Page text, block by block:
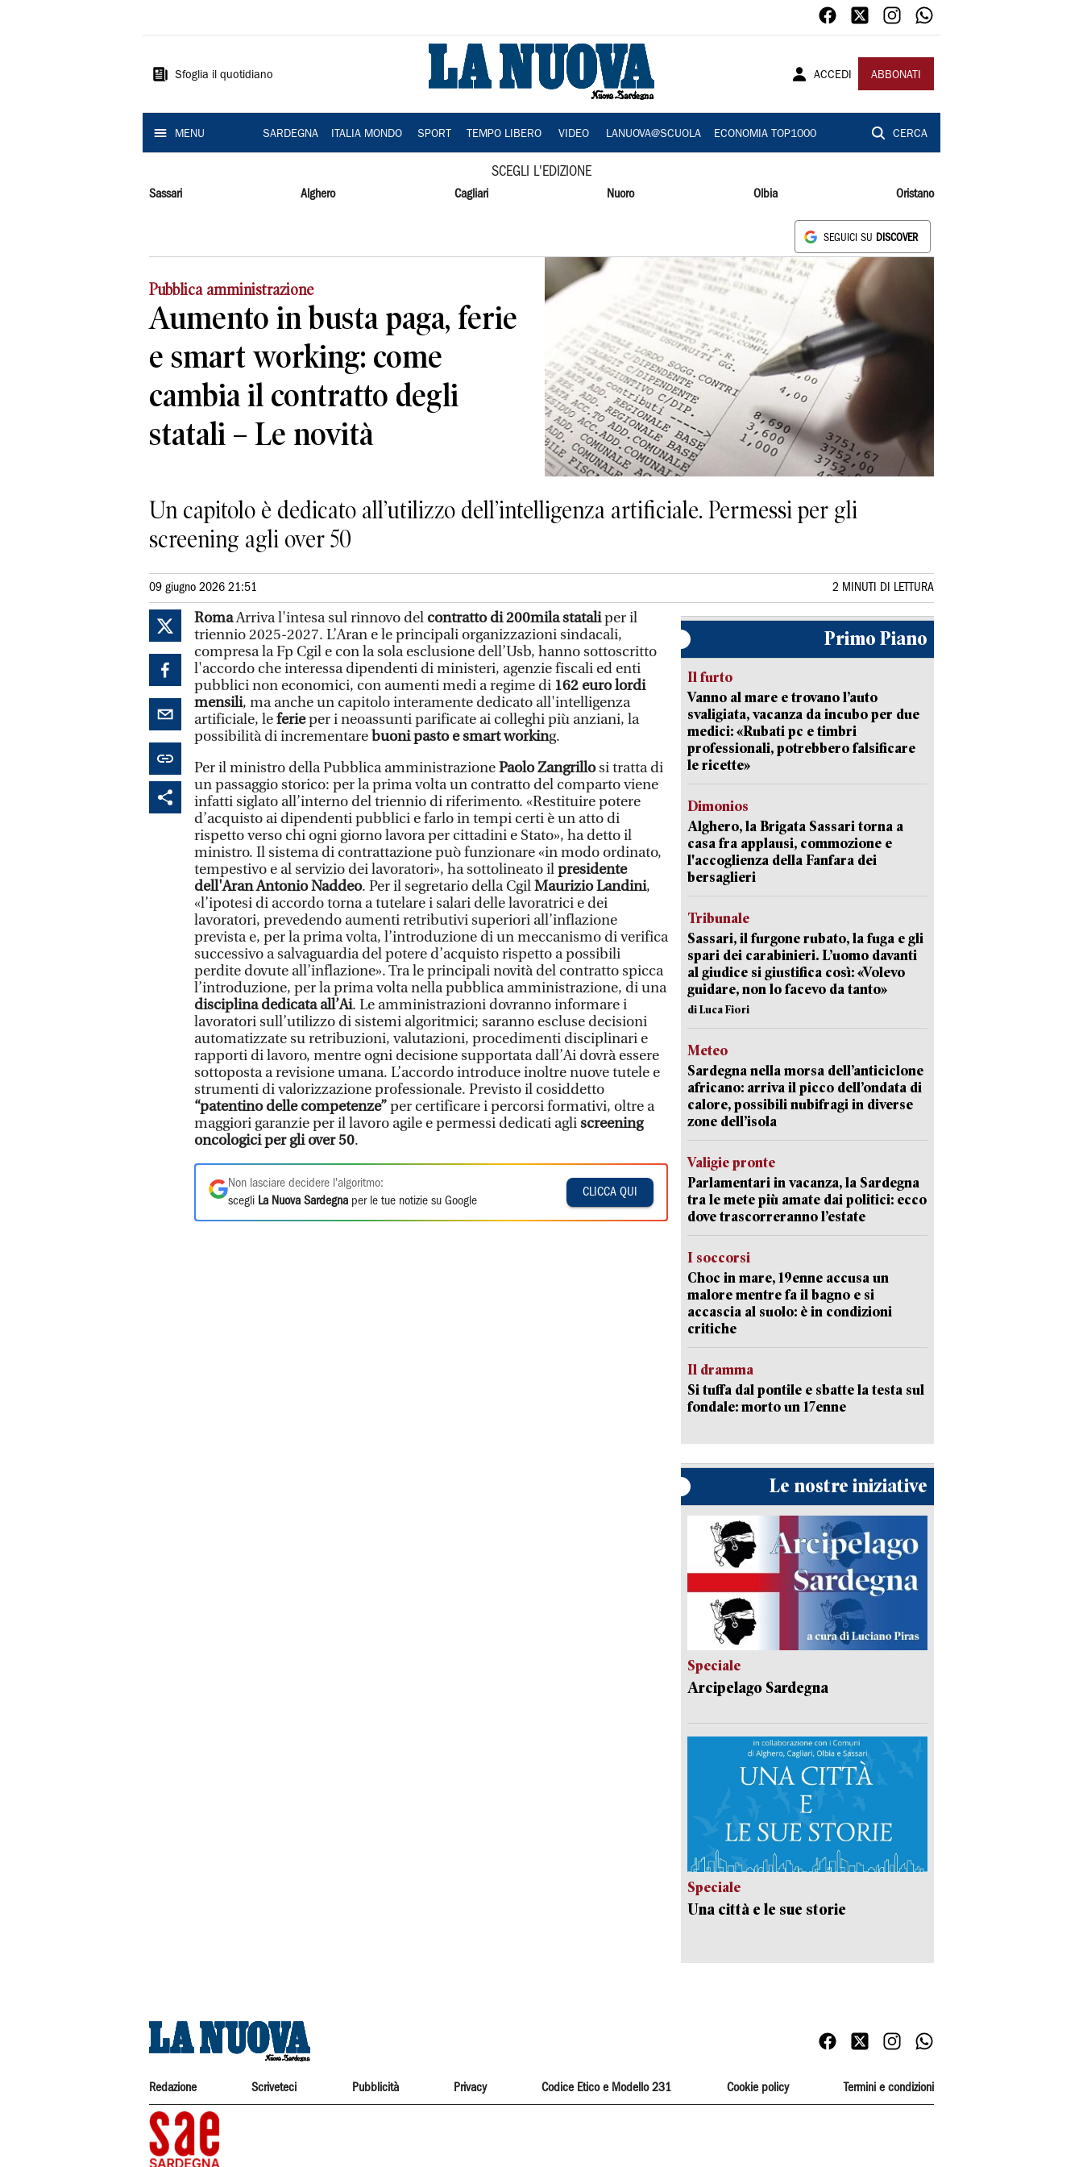
Sardegna
Sfoglia il quotidiano ACCEDI ABBONATI
MENU SARDEGNA ITALIA MONDO SPORT TEMPO LIBERO VIDEO LANUOVA@SCUOLA ECONOMIA TOP1000 CERCA
SCEGLI L'EDIZIONE
Sassari Alghero Cagliari Nuoro Olbia Oristano
SEGUICI SU DISCOVER
Pubblica amministrazione
Aumento in busta paga, ferie
e smart working: come
cambia il contratto degli
statali – Le novità
Un capitolo è dedicato all’utilizzo dell’intelligenza artificiale. Permessi per gli
screening agli over 50
09 giugno 2026 21:51 2 MINUTI DI LETTURA
RomaArriva l'intesa sul rinnovo del contratto di 200mila stataliper il
triennio 2025-2027. L’Aran e le principali organizzazioni sindacali,
compresa la Fp Cgil e con la sola esclusione dell’Usb, hanno sottoscritto
l'accordo che interessa dipendenti di ministeri, agenzie fiscali ed enti
pubblici non economici, con aumenti medi a regime di 162 euro lordi
mensili, ma anche un capitolo interamente dedicato all'intelligenza
artificiale, leferieper i neoassunti parificate ai colleghi più anziani, la
possibilità di incrementarebuoni pasto e smart working.
Per il ministro della Pubblica amministrazionePaolo Zangrillosi tratta di
un passaggio storico: per la prima volta un contratto del comparto viene
infatti siglato all’interno del triennio di riferimento. «Restituire potere
d’acquisto ai dipendenti pubblici e farlo in tempi certi è un atto di
rispetto verso chi ogni giorno lavora per cittadini e Stato», ha detto il
ministro. Il sistema di contrattazione può funzionare «in modo ordinato,
tempestivo e al servizio dei lavoratori», ha sottolineato ilpresidente
dell'Aran Antonio Naddeo. Per il segretario della CgilMaurizio Landini,
«l’ipotesi di accordo torna a tutelare i salari delle lavoratrici e dei
lavoratori, prevedendo aumenti retributivi superiori all’inflazione
prevista e, per la prima volta, l’introduzione di un meccanismo di verifica
successivo a salvaguardia del potere d’acquisto rispetto a possibili
perdite dovute all’inflazione». Tra le principali novità del contratto spicca
l’introduzione, per la prima volta nella pubblica amministrazione, di una
disciplina dedicata all’Ai. Le amministrazioni dovranno informare i
lavoratori sull’utilizzo di sistemi algoritmici; saranno escluse decisioni
automatizzate su retribuzioni, valutazioni, procedimenti disciplinari e
rapporti di lavoro, mentre ogni decisione supportata dall’Ai dovrà essere
sottoposta a revisione umana. L’accordo introduce inoltre nuove tutele e
strumenti di valorizzazione professionale. Previsto il cosiddetto
“patentino delle competenze”per certificare i percorsi formativi, oltre a
maggiori garanzie per il lavoro agile e permessi dedicati agliscreening
oncologici per gli over 50.
Non lasciare decidere l'algoritmo:
scegli La Nuova Sardegna per le tue notizie su Google
CLICCA QUI
Primo Piano
Il furto
Vanno al mare e trovano l’auto
svaligiata, vacanza da incubo per due
medici: «Rubati pc e timbri
professionali, potrebbero falsificare
le ricette»
Dimonios
Alghero, la Brigata Sassari torna a
casa fra applausi, commozione e
l'accoglienza della Fanfara dei
bersaglieri
Tribunale
Sassari, il furgone rubato, la fuga e gli
spari dei carabinieri. L’uomo davanti
al giudice si giustifica così: «Volevo
guidare, non lo facevo da tanto»
di Luca Fiori
Meteo
Sardegna nella morsa dell’anticiclone
africano: arriva il picco dell’ondata di
calore, possibili nubifragi in diverse
zone dell’isola
Valigie pronte
Parlamentari in vacanza, la Sardegna
tra le mete più amate dai politici: ecco
dove trascorreranno l’estate
I soccorsi
Choc in mare, 19enne accusa un
malore mentre fa il bagno e si
accascia al suolo: è in condizioni
critiche
Il dramma
Si tuffa dal pontile e sbatte la testa sul
fondale: morto un 17enne
Le nostre iniziative
Speciale
Arcipelago Sardegna
Speciale
Una città e le sue storie
Redazione Scriveteci Pubblicità Privacy Codice Etico e Modello 231 Cookie policy Termini e condizioni